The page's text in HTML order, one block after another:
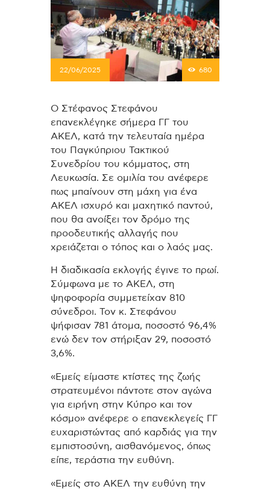
22/06/2025 680
Ο Στέφανος Στεφάνου
επανεκλέγηκε σήμερα ΓΓ του
ΑΚΕΛ, κατά την τελευταία ημέρα
του Παγκύπριου Τακτικού
Συνεδρίου του κόμματος, στη
Λευκωσία. Σε ομιλία του ανέφερε
πως μπαίνουν στη μάχη για ένα
ΑΚΕΛ ισχυρό και μαχητικό παντού,
που θα ανοίξει τον δρόμο της
προοδευτικής αλλαγής που
χρειάζεται ο τόπος και ο λαός μας.
Η διαδικασία εκλογής έγινε το πρωί.
Σύμφωνα με το ΑΚΕΛ, στη
ψηφοφορία συμμετείχαν 810
σύνεδροι. Τον κ. Στεφάνου
ψήφισαν 781 άτομα, ποσοστό 96,4%
ενώ δεν τον στήριξαν 29, ποσοστό
3,6%.
«Εμείς είμαστε κτίστες της ζωής
στρατευμένοι πάντοτε στον αγώνα
για ειρήνη στην Κύπρο και τον
κόσμο» ανέφερε ο επανεκλεγείς ΓΓ
ευχαριστώντας από καρδιάς για την
εμπιστοσύνη, αισθανόμενος, όπως
είπε, τεράστια την ευθύνη.
«Εμείς στο ΑΚΕΛ την ευθύνη την